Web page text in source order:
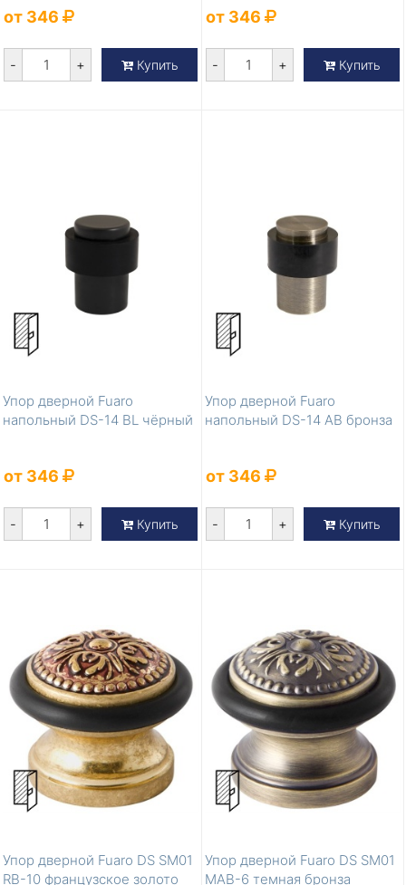
от 346
- + Купить
от 346
- + Купить
Упор дверной Fuaro
напольный DS-14 BL чёрный
от 346
- + Купить
Упор дверной Fuaro
напольный DS-14 AB бронза
от 346
- + Купить
Упор дверной Fuaro DS SM01
RB-10 французское золото
Упор дверной Fuaro DS SM01
MAB-6 темная бронза